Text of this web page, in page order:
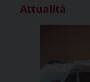
Attualità